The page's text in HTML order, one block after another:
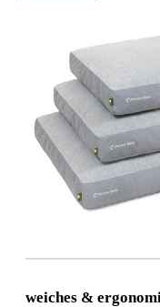
weiches &